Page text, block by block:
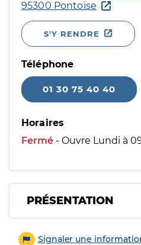
95300 Pontoise
S'Y RENDRE
Téléphone
01 30 75 40 40
Horaires
Fermé - Ouvre Lundi à
PRÉSENTATION
Signaler une